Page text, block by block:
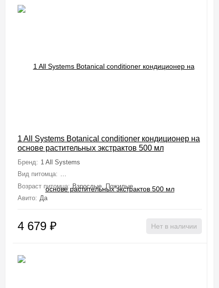
1 All Systems Botanical conditioner кондиционер на
основе растительных экстрактов 500 мл
Бренд: 1 All Systems
Вид питомца: Собаки (Мелкие, Средние, Крупные, Миниатюрные),
Возраст питомца: Взрослые, Пожилые
Авито: Да
4 679 ₽ Нет в наличии